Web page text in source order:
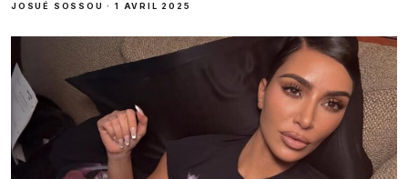
JOSUÉ SOSSOU ·1 AVRIL 2025